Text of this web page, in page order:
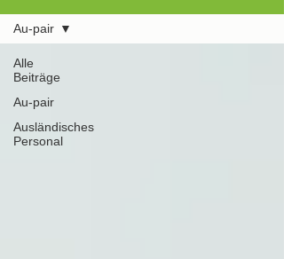
Alle
Beiträge
Au-pair
Ausländisches
Personal
Au-pair